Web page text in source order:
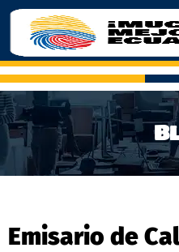
Emisario de